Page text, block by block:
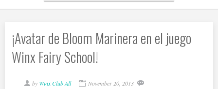
¡Avatar de Bloom Marinera en el juego
Winx Fairy School!
by Winx Club All November 20, 2013